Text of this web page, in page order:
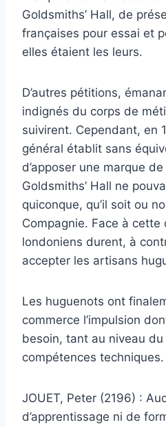
Goldsmiths’ Hall, de
françaises pour essai et
elles étaient les leurs.
D’autres pétitions,
indignés du corps de
suivirent. Cependant, en
général établit sans
d’apposer une marque
Goldsmiths’ Hall ne
quiconque, qu’il soit ou
Compagnie. Face à
londoniens durent, à
accepter les artisans
Les huguenots ont
commerce l’impulsion
besoin, tant au niveau
compétences techniques.
JOUET, Peter (2196) :
d’apprentissage ni de